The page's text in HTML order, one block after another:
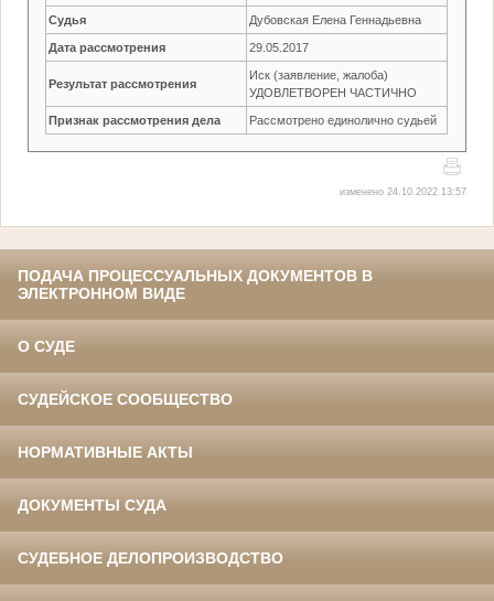
Судья Дубовская Елена Геннадьевна
Дата рассмотрения 29.05.2017
Результат рассмотрения
Иск (заявление, жалоба)
УДОВЛЕТВОРЕН ЧАСТИЧНО
Признак рассмотрения дела Рассмотрено единолично судьей
изменено 24.10.2022 13:57
ПОДАЧА ПРОЦЕССУАЛЬНЫХ ДОКУМЕНТОВ В
ЭЛЕКТРОННОМ ВИДЕ
О СУДЕ
СУДЕЙСКОЕ СООБЩЕСТВО
НОРМАТИВНЫЕ АКТЫ
ДОКУМЕНТЫ СУДА
СУДЕБНОЕ ДЕЛОПРОИЗВОДСТВО